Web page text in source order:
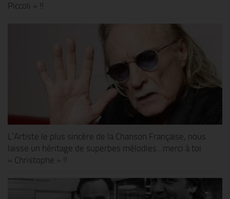
Piccoli » !!
L’Artiste le plus sincère de la Chanson Française, nous
laisse un héritage de superbes mélodies…merci à toi
« Christophe » !!